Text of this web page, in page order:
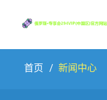
首页 新闻中心